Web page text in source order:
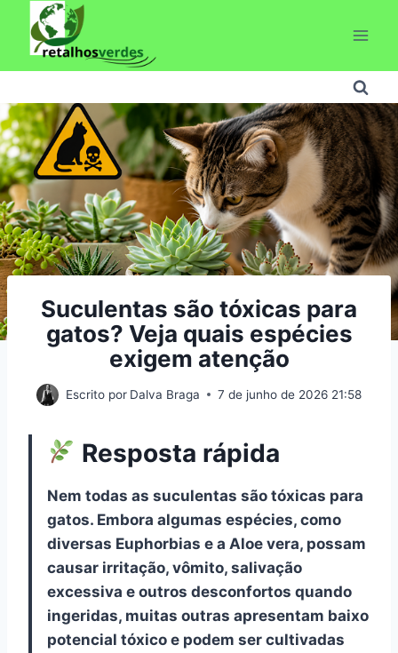
para
Suculentas são tóxicas para
gatos? Veja quais espécies
exigem atenção
Escrito por Dalva Braga 7 de junho de 2026 21:58
Resposta rápida
Nem todas as suculentas são tóxicas para
gatos. Embora algumas espécies, como
diversas Euphorbias e a Aloe vera, possam
causar irritação, vômito, salivação
excessiva e outros desconfortos quando
ingeridas, muitas outras apresentam baixo
potencial tóxico e podem ser cultivadas